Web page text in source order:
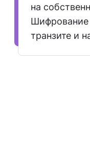
на
Шифрование
транзите и